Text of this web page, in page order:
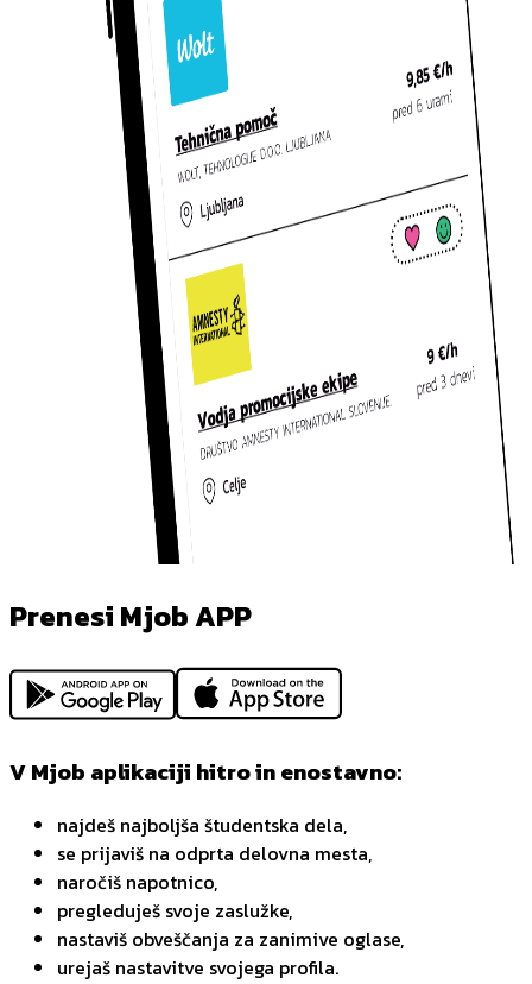
Prenesi Mjob APP
V Mjob aplikaciji hitro in enostavno:
najdeš najboljša študentska dela,
se prijaviš na odprta delovna mesta,
naročiš napotnico,
pregleduješ svoje zaslužke,
nastaviš obveščanja za zanimive oglase,
urejaš nastavitve svojega profila.